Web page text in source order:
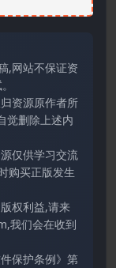
,网站不保证资
资源原作者所
觉删除上述内
仅供学习交流
购买正版发生
权利益,请来
我们会在收到
保护条例》第